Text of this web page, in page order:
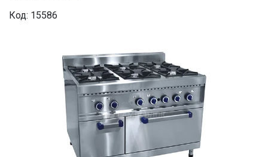
Код: 15586